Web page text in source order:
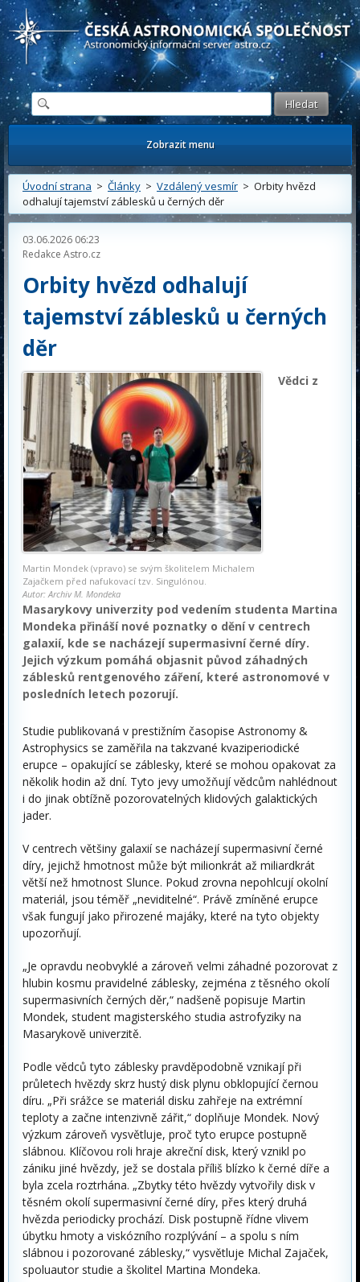
Česká astronomická společnost - Informační astronomický server
Zobrazit menu
Úvodní strana > Články > Vzdálený vesmír > Orbity hvězd
odhalují tajemství záblesků u černých děr
03.06.2026 06:23
Redakce Astro.cz
Orbity hvězd odhalují
tajemství záblesků u černých
děr
Martin Mondek (vpravo) se svým školitelem Michalem
Zajačkem před nafukovací tzv. Singulónou.
Autor: Archiv M. Mondeka
Vědci z
Masarykovy univerzity pod vedením studenta Martina
Mondeka přináší nové poznatky o dění v centrech
galaxií, kde se nacházejí supermasivní černé díry.
Jejich výzkum pomáhá objasnit původ záhadných
záblesků rentgenového záření, které astronomové v
posledních letech pozorují.
Studie publikovaná v prestižním časopise Astronomy &
Astrophysics se zaměřila na takzvané kvaziperiodické
erupce – opakující se záblesky, které se mohou opakovat za
několik hodin až dní. Tyto jevy umožňují vědcům nahlédnout
i do jinak obtížně pozorovatelných klidových galaktických
jader.
V centrech většiny galaxií se nacházejí supermasivní černé
díry, jejichž hmotnost může být milionkrát až miliardkrát
větší než hmotnost Slunce. Pokud zrovna nepohlcují okolní
materiál, jsou téměř „neviditelné“. Právě zmíněné erupce
však fungují jako přirozené majáky, které na tyto objekty
upozorňují.
„Je opravdu neobvyklé a zároveň velmi záhadné pozorovat z
hlubin kosmu pravidelné záblesky, zejména z těsného okolí
supermasivních černých děr,“ nadšeně popisuje Martin
Mondek, student magisterského studia astrofyziky na
Masarykově univerzitě.
Podle vědců tyto záblesky pravděpodobně vznikají při
průletech hvězdy skrz hustý disk plynu obklopující černou
díru. „Při srážce se materiál disku zahřeje na extrémní
teploty a začne intenzivně zářit,“ doplňuje Mondek. Nový
výzkum zároveň vysvětluje, proč tyto erupce postupně
slábnou. Klíčovou roli hraje akreční disk, který vznikl po
zániku jiné hvězdy, jež se dostala příliš blízko k černé díře a
byla zcela roztrhána. „Zbytky této hvězdy vytvořily disk v
těsném okolí supermasivní černé díry, přes který druhá
hvězda periodicky prochází. Disk postupně řídne vlivem
úbytku hmoty a viskózního rozplývání – a spolu s ním
slábnou i pozorované záblesky,“ vysvětluje Michal Zajaček,
spoluautor studie a školitel Martina Mondeka.